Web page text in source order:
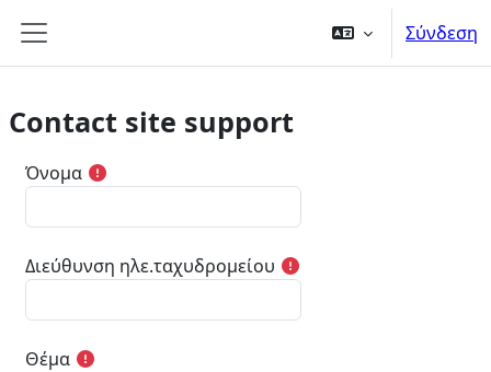
Πλευρικός πίνακας
Σύνδεση
Contact site support
Όνομα
Διεύθυνση ηλε.ταχυδρομείου
Θέμα